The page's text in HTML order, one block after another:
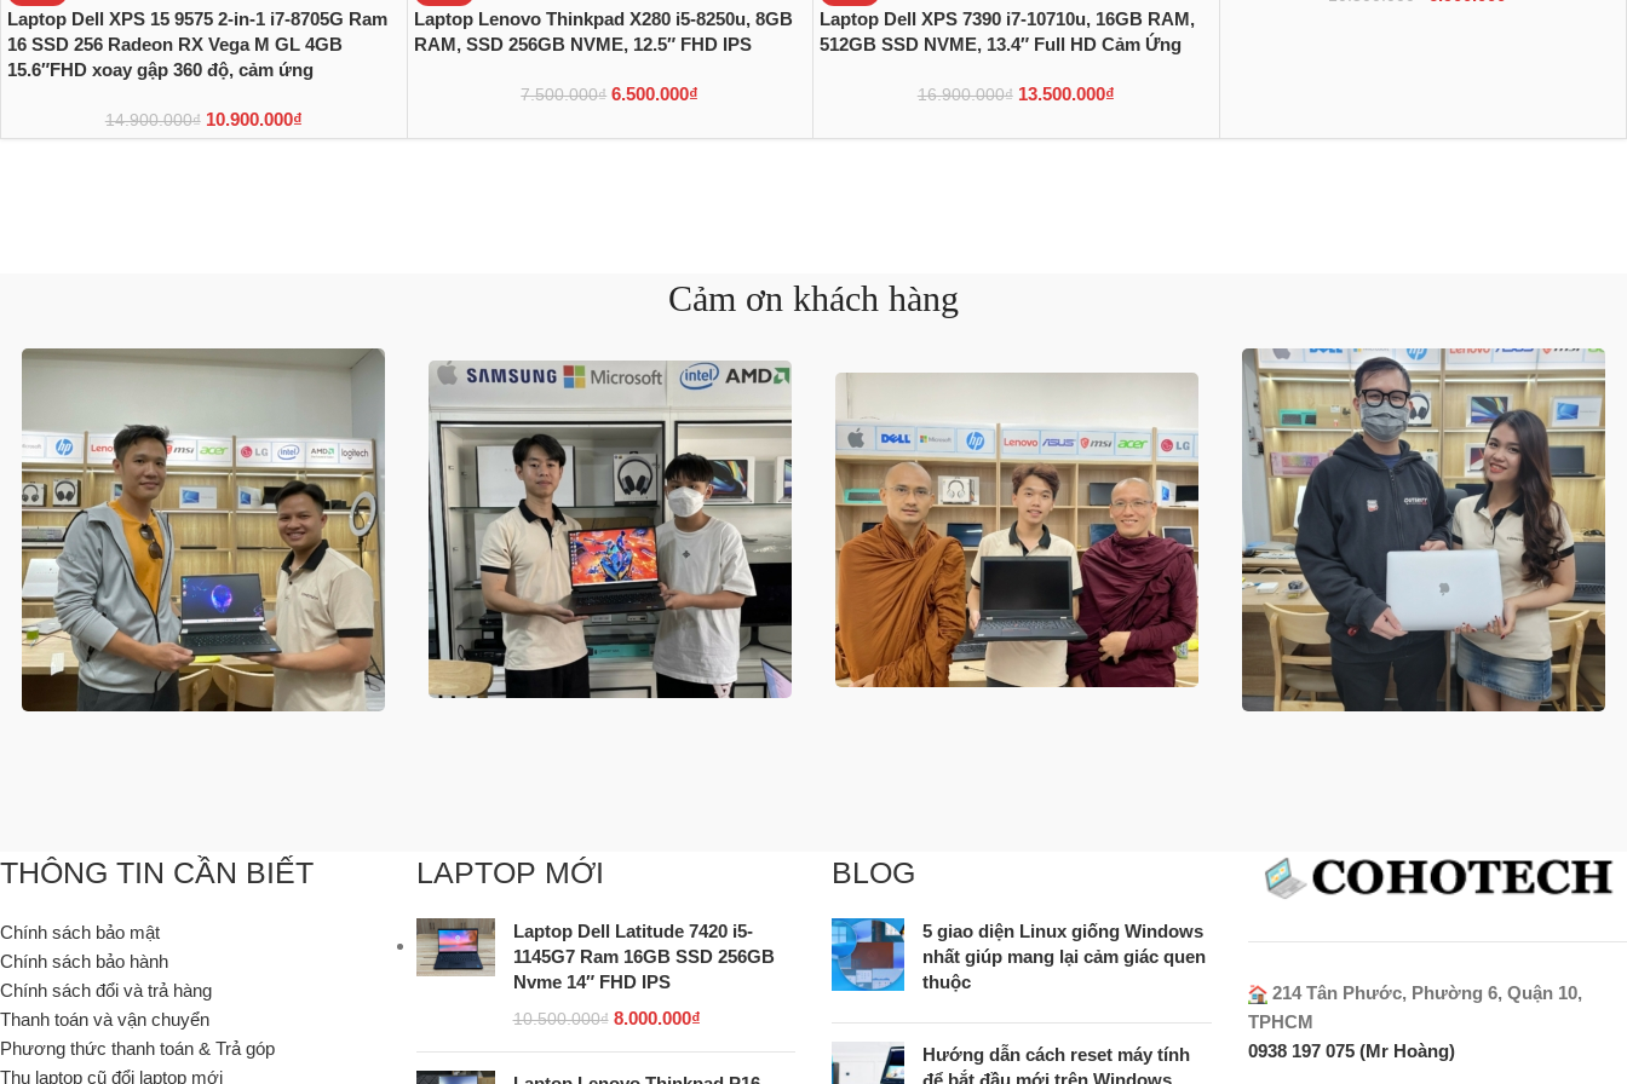
Laptop Dell XPS 15 9575 2-in-1 i7-8705G Ram
16 SSD 256 Radeon RX Vega M GL 4GB
15.6″FHD xoay gập 360 độ, cảm ứng
14.900.000₫ 10.900.000₫
Laptop Lenovo Thinkpad X280 i5-8250u, 8GB
RAM, SSD 256GB NVME, 12.5″ FHD IPS
7.500.000₫ 6.500.000₫
Laptop Dell XPS 7390 i7-10710u, 16GB RAM,
512GB SSD NVME, 13.4″ Full HD Cảm Ứng
16.900.000₫ 13.500.000₫
Cảm ơn khách hàng
THÔNG TIN CẦN BIẾT
Chính sách bảo mật
Chính sách bảo hành
Chính sách đổi và trả hàng
Thanh toán và vận chuyển
Phương thức thanh toán & Trả góp
Thu laptop cũ đổi laptop mới
LAPTOP MỚI
Laptop Dell Latitude 7420 i5-
1145G7 Ram 16GB SSD 256GB
Nvme 14″ FHD IPS
10.500.000₫ 8.000.000₫
BLOG
5 giao diện Linux giống Windows
nhất giúp mang lại cảm giác quen
thuộc
Hướng dẫn cách reset máy tính
để bắt đầu mới trên Windows
214 Tân Phước, Phường 6, Quận 10,
TPHCM
0938 197 075 (Mr Hoàng)